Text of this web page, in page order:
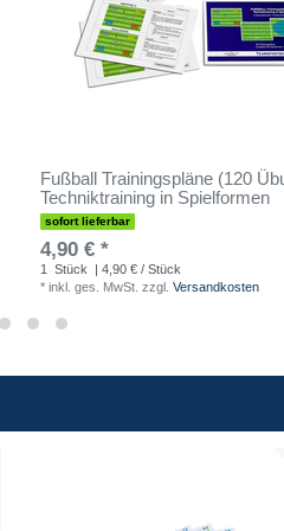
Fußball Trainingspläne (120
Techniktraining in Spielformen
sofort lieferbar
4,90 € *
1 Stück
| 4,90 € / Stück
* inkl. ges. MwSt. zzgl. Versandkosten